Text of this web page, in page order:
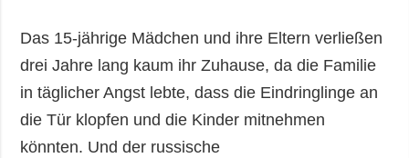
Das 15-jährige Mädchen und ihre Eltern verließen
drei Jahre lang kaum ihr Zuhause, da die Familie
in täglicher Angst lebte, dass die Eindringlinge an
die Tür klopfen und die Kinder mitnehmen
könnten. Und der russische